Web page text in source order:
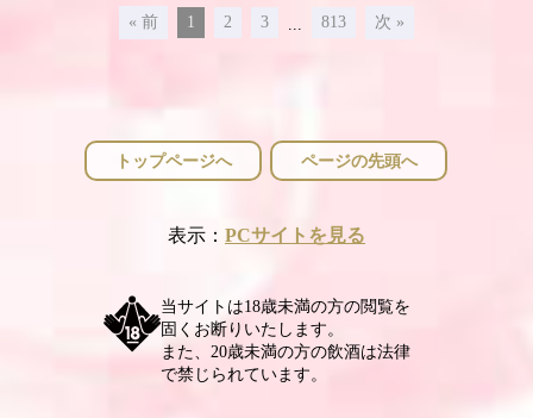
だ…いや、お店が続く限り、一緒
に働いてくれる女の子・スタッフ
絡ください😊 松山では男性経営
のお店が多い中、 女性経営者の
お店だからこそ、安心感と働きや
身もアルバイトからスタートした
働けるお店づくりを心がけていま
様のご予約も増えています✨ 🍻
宴会への女の子無料派遣も実施
中！ 宴会後はそのままクラブア
« 前 1 2 3 ... 813 次 »
トップページへ ページの先頭へ
表示： PCサイトを見る
当サイトは18歳未満の方の閲覧を
固くお断りいたします。
また、20歳未満の方の飲酒は法律
で禁じられています。